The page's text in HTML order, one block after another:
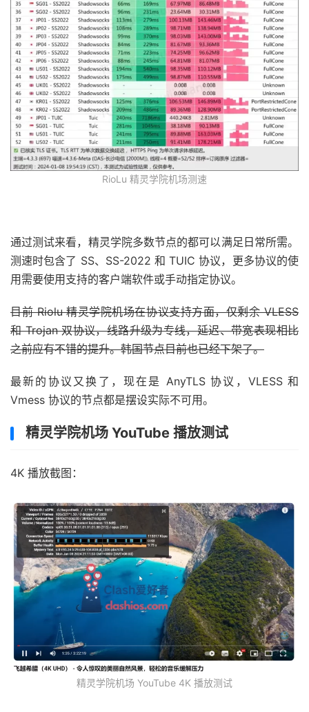
RioLu 精灵学院机场测速
通过测试来看，精灵学院多数节点的都可以满足日常所需。
测速时包含了 SS、SS-2022 和 TUIC 协议，更多协议的使
用需要使用支持的客户端软件或手动指定协议。
目前 Riolu 精灵学院机场在协议支持方面，仅剩余 VLESS
和 Trojan 双协议，线路升级为专线，延迟、带宽表现相比
之前应有不错的提升。韩国节点目前也已经下架了。
最新的协议又换了，现在是 AnyTLS 协议，VLESS 和
Vmess 协议的节点都是摆设实际不可用。
精灵学院机场 YouTube 播放测试
4K 播放截图：
精灵学院机场 YouTube 4K 播放测试